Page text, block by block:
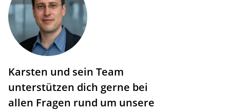
Karsten und sein Team
unterstützen dich gerne bei
allen Fragen rund um unsere